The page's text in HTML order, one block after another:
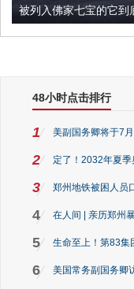
被列入佛家七宝的它到
48小时点击排行
1 美副国务卿将于7
2 定了！2032年夏
3 郑州地铁被困人员
4 在人间 | 亲历郑州
5 生命至上！第83集
6 美国常务副国务卿